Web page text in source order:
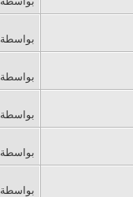
بواسطة
بواسطة
بواسطة
بواسطة
بواسطة